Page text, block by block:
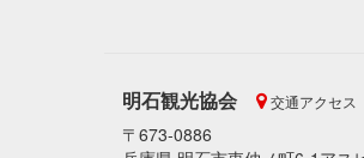
明石観光協会 交通アクセス
〒673-0886